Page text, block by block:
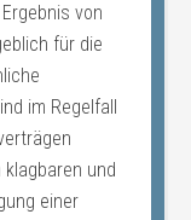
von
für die
im Regelfall
und
einer